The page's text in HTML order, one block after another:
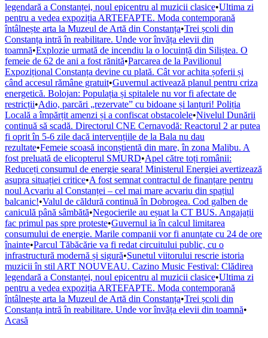
legendară a Constanței, noul epicentru al muzicii clasice•Ultima zi
pentru a vedea expoziția ARTEFAPTE. Moda contemporană
întâlnește arta la Muzeul de Artă din Constanța•Trei școli din
Constanța intră în reabilitare. Unde vor învăța elevii din
toamnă•Explozie urmată de incendiu la o locuință din Siliștea. O
femeie de 62 de ani a fost rănită•Parcarea de la Pavilionul
Expozițional Constanța devine cu plată. Cât vor achita șoferii și
când accesul rămâne gratuit•Guvernul activează planul pentru criza
energetică. Bolojan: Populația și spitalele nu vor fi afectate de
restricții•Adio, parcări „rezervate” cu bidoane și lanțuri! Poliția
Locală a împărțit amenzi și a confiscat obstacolele•Nivelul Dunării
continuă să scadă. Directorul CNE Cernavodă: Reactorul 2 ar putea
fi oprit în 5-6 zile dacă intervențiile de la Bala nu dau
rezultate•Femeie scoasă inconștientă din mare, în zona Malibu. A
fost preluată de elicopterul SMURD•Apel către toți românii:
Reduceți consumul de energie seara! Ministerul Energiei avertizează
asupra situației critice•A fost semnat contractul de finanțare pentru
noul Acvariu al Constanței – cel mai mare acvariu din spațiul
balcanic!•Valul de căldură continuă în Dobrogea. Cod galben de
caniculă până sâmbătă•Negocierile au eșuat la CT BUS. Angajații
fac primul pas spre proteste•Guvernul ia în calcul limitarea
consumului de energie. Marile companii vor fi anunțate cu 24 de ore
înainte•Parcul Tăbăcărie va fi redat circuitului public, cu o
infrastructură modernă și sigură•Sunetul viitorului rescrie istoria
muzicii în stil ART NOUVEAU. Cazino Music Festival: Clădirea
legendară a Constanței, noul epicentru al muzicii clasice•Ultima zi
pentru a vedea expoziția ARTEFAPTE. Moda contemporană
întâlnește arta la Muzeul de Artă din Constanța•Trei școli din
Constanța intră în reabilitare. Unde vor învăța elevii din toamnă•
Acasă